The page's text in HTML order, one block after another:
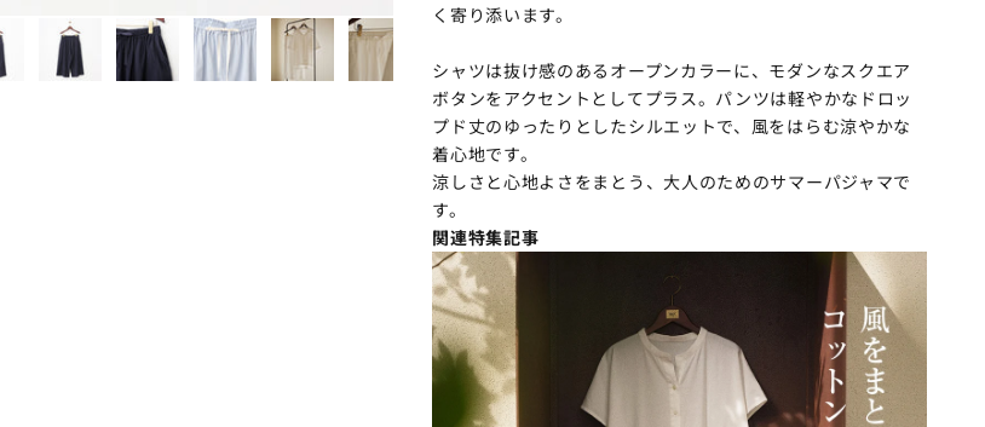
く寄り添います。
シャツは抜け感のあるオープンカラーに、モダンなスクエア
ボタンをアクセントとしてプラス。パンツは軽やかなドロッ
プド丈のゆったりとしたシルエットで、風をはらむ涼やかな
着心地です。
涼しさと心地よさをまとう、大人のためのサマーパジャマで
す。
関連特集記事